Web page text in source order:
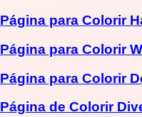
Página para Colorir
Página para Colorir
Página para Colorir
Página de Colorir